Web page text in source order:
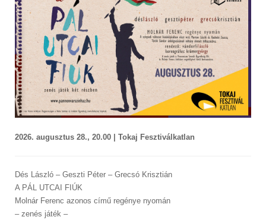
2026. augusztus 28., 20.00 | Tokaj Fesztiválkatlan
Dés László – Geszti Péter – Grecsó Krisztián
A PÁL UTCAI FIÚK
Molnár Ferenc azonos című regénye nyomán
– zenés játék –